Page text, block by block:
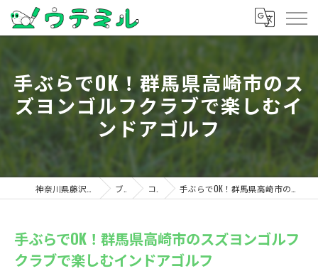
手ぶらでOK！群馬県高崎市のス
ズヨンゴルフクラブで楽しむイ
ンドアゴルフ
ブログ コラム 手ぶらでOK！群馬県高崎市のスズヨンゴルフクラブで楽しむインドアゴルフ
手ぶらでOK！群馬県高崎市のスズヨンゴルフ
クラブで楽しむインドアゴルフ